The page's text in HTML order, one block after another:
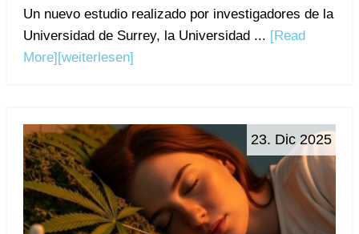
Un nuevo estudio realizado por investigadores de la
Universidad de Surrey, la Universidad ... [Read
More] [weiterlesen]
23. Dic 2025